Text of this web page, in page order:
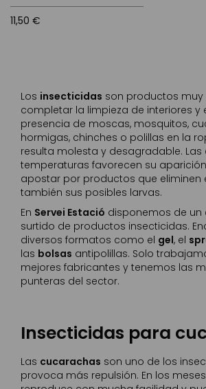
11,50 €
Los insecticidas son productos muy
completar la limpieza de interiores y
presencia de moscas, mosquitos,
hormigas, chinches o polillas en la
resulta molesta y desagradable. Las
temperaturas favorecen su
apostar por productos que eliminen
también sus posibles larvas.
En Servei Estació disponemos de
surtido de productos insecticidas.
diversos formatos como el gel, el
las bolsas antipolillas. Solo
mejores fabricantes y tenemos las
punteras del sector.
Insecticidas para
Las cucarachas son uno de los
provoca más repulsión. En los